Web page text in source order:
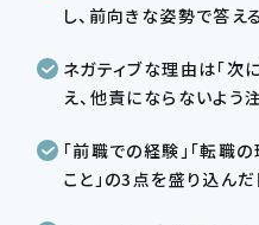
し、前向きな姿勢で答える
ネガティブな理由は「次
え、他責にならないよう
「前職での経験」「転職
こと」の3点を盛り込ん